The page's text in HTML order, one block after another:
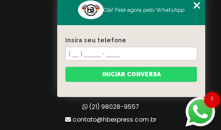
Categorias
Mapa do site
Contato
Taquara, Rio de Janeiro
(21) 98028-9557
(21) 98028-9557
contato@hbexpress.com.br
1
Olá! Fale agora pelo WhatsApp
Insira seu telefone
INICIAR CONVERSA